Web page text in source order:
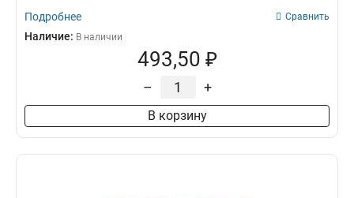
Подробнее Сравнить
Наличие: В наличии
493,50 ₽
– +
В корзину